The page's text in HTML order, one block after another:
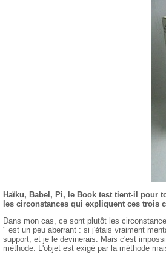
Haïku, Babel, Pi, le Book test tient-il pour
les circonstances qui expliquent ces trois
Dans mon cas, ce sont plutôt les
" est un peu aberrant : si j'étais vraiment
support, et je le devinerais. Mais c'est
méthode. L'objet est exigé par la méthode